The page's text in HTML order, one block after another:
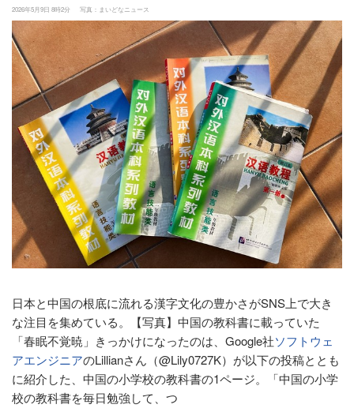
2026年5月9日 8時2分 写真：まいどなニュース
日本と中国の根底に流れる漢字文化の豊かさがSNS上で大き
な注目を集めている。【写真】中国の教科書に載っていた
「春眠不覚暁」きっかけになったのは、Google社ソフトウェ
アエンジニアのLillianさん（@Lily0727K）が以下の投稿ととも
に紹介した、中国の小学校の教科書の1ページ。「中国の小学
校の教科書を毎日勉強して、つ